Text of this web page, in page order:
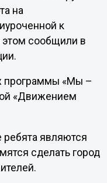
на
к
сообщили в
программы «Мы –
«Движением
являются
сделать город